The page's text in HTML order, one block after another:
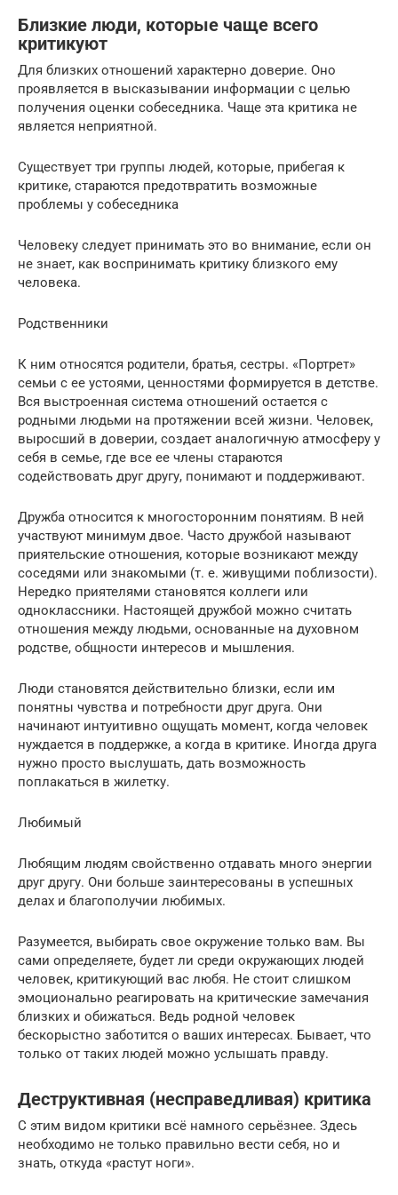
Близкие люди, которые чаще всего
критикуют
Для близких отношений характерно доверие. Оно
проявляется в высказывании информации с целью
получения оценки собеседника. Чаще эта критика не
является неприятной.
Существует три группы людей, которые, прибегая к
критике, стараются предотвратить возможные
проблемы у собеседника
Человеку следует принимать это во внимание, если он
не знает, как воспринимать критику близкого ему
человека.
Родственники
К ним относятся родители, братья, сестры. «Портрет»
семьи с ее устоями, ценностями формируется в детстве.
Вся выстроенная система отношений остается с
родными людьми на протяжении всей жизни. Человек,
выросший в доверии, создает аналогичную атмосферу у
себя в семье, где все ее члены стараются
содействовать друг другу, понимают и поддерживают.
Дружба относится к многосторонним понятиям. В ней
участвуют минимум двое. Часто дружбой называют
приятельские отношения, которые возникают между
соседями или знакомыми (т. е. живущими поблизости).
Нередко приятелями становятся коллеги или
одноклассники. Настоящей дружбой можно считать
отношения между людьми, основанные на духовном
родстве, общности интересов и мышления.
Люди становятся действительно близки, если им
понятны чувства и потребности друг друга. Они
начинают интуитивно ощущать момент, когда человек
нуждается в поддержке, а когда в критике. Иногда друга
нужно просто выслушать, дать возможность
поплакаться в жилетку.
Любимый
Любящим людям свойственно отдавать много энергии
друг другу. Они больше заинтересованы в успешных
делах и благополучии любимых.
Разумеется, выбирать свое окружение только вам. Вы
сами определяете, будет ли среди окружающих людей
человек, критикующий вас любя. Не стоит слишком
эмоционально реагировать на критические замечания
близких и обижаться. Ведь родной человек
бескорыстно заботится о ваших интересах. Бывает, что
только от таких людей можно услышать правду.
Деструктивная (несправедливая) критика
С этим видом критики всё намного серьёзнее. Здесь
необходимо не только правильно вести себя, но и
знать, откуда «растут ноги».